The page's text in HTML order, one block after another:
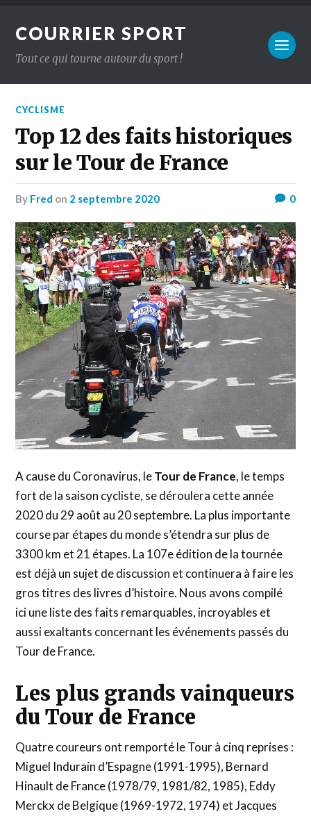
COURRIER SPORT
Tout ce qui tourne autour du sport !
CYCLISME
Top 12 des faits historiques
sur le Tour de France
by Fred on 2 septembre 2020 0
A cause du Coronavirus, leTour de France, le temps
fort de la saison cycliste, se déroulera cette année
2020 du 29 août au 20 septembre. La plus importante
course par étapes du monde s’étendra sur plus de
3300 km et 21 étapes. La 107e édition de la tournée
est déjà un sujet de discussion et continuera à faire les
gros titres des livres d’histoire. Nous avons compilé
ici une liste des faits remarquables, incroyables et
aussi exaltants concernant les événements passés du
Tour de France.
Les plus grands vainqueurs
du Tour de France
Quatre coureurs ont remporté le Tour à cinq reprises :
Miguel Indurain d’Espagne (1991-1995), Bernard
Hinault de France (1978/79, 1981/82, 1985), Eddy
Merckx de Belgique (1969-1972, 1974) et Jacques